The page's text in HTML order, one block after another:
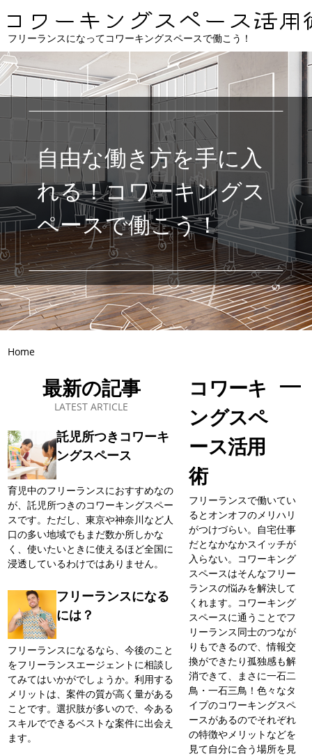
フリーランスになってコワーキングスペースで働こう！
自由な働き方を手に入
れる！コワーキングス
ペースで働こう！
Home
コワーキ
ングスペ
ース活用
術
フリーランスで働いてい
るとオンオフのメリハリ
がつけづらい。自宅仕事
だとなかなかスイッチが
入らない。コワーキング
スペースはそんなフリー
ランスの悩みを解決して
くれます。コワーキング
スペースに通うことでフ
リーランス同士のつなが
りもできるので、情報交
換ができたり孤独感も解
消できて、まさに一石二
鳥・一石三鳥！色々なタ
イプのコワーキングスペ
ースがあるのでそれぞれ
の特徴やメリットなどを
見て自分に合う場所を見
最新の記事
託児所つきコワーキ
ングスペース
育児中のフリーランスにおすすめなの
が、託児所つきのコワーキングスペー
スです。ただし、東京や神奈川など人
口の多い地域でもまだ数か所しかな
く、使いたいときに使えるほど全国に
浸透しているわけではありません。
フリーランスになる
には？
フリーランスになるなら、今後のこと
をフリーランスエージェントに相談し
てみてはいかがでしょうか。利用する
メリットは、案件の質が高く量がある
ことです。選択肢が多いので、今ある
スキルでできるベストな案件に出会え
ます。